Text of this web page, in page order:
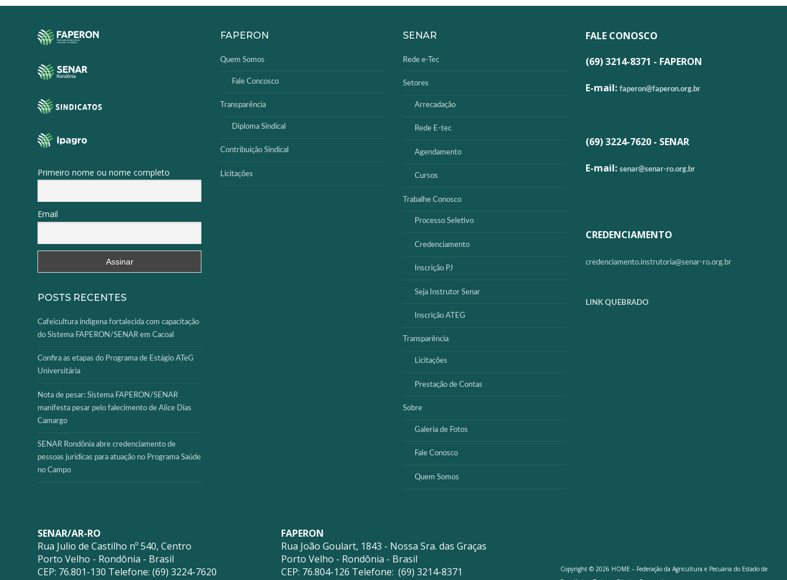
Primeiro nome ou nome completo
Email
POSTS RECENTES
Cafeicultura indígena fortalecida com capacitação
do Sistema FAPERON/SENAR em Cacoal
Confira as etapas do Programa de Estágio ATeG
Universitária
Nota de pesar: Sistema FAPERON/SENAR
manifesta pesar pelo falecimento de Alice Dias
Camargo
SENAR Rondônia abre credenciamento de
pessoas jurídicas para atuação no Programa Saúde
no Campo
FAPERON
Quem Somos
Fale Concosco
Transparência
Diploma Sindical
Contribuição Sindical
Licitações
SENAR
Rede e-Tec
Setores
Arrecadação
Rede E-tec
Agendamento
Cursos
Trabalhe Conosco
Processo Seletivo
Credenciamento
Inscrição PJ
Seja Instrutor Senar
Inscrição ATEG
Transparência
Licitações
Prestação de Contas
Sobre
Galeria de Fotos
Fale Conosco
Quem Somos
FALE CONOSCO
(69) 3214-8371 - FAPERON
E-mail: faperon@faperon.org.br
(69) 3224-7620 - SENAR
E-mail: senar@senar-ro.org.br
CREDENCIAMENTO
credenciamento.instrutoria@senar-ro.org.br
LINK QUEBRADO
SENAR/AR-RO
Rua Julio de Castilho nº 540, Centro
Porto Velho - Rondônia - Brasil
CEP: 76.801-130 Telefone: (69) 3224-7620
FAPERON
Rua João Goulart, 1843 - Nossa Sra. das Graças
Porto Velho - Rondônia - Brasil
CEP: 76.804-126 Telefone: (69) 3214-8371
Copyright © 2026 HOME – Federação da Agricultura e Pecuária do Estado de